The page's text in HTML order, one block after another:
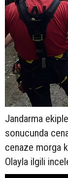
Jandarma
sonucunda
cenaze morga
Olayla ilgili